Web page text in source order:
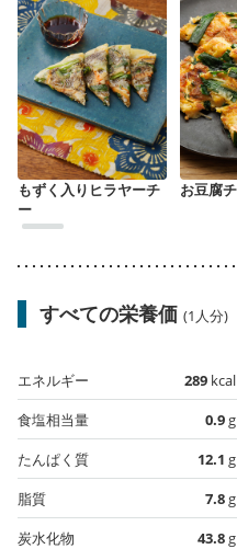
もずく入りヒラヤーチ
ー
お豆腐
すべての栄養価 (1人分)
エネルギー 289 kcal
食塩相当量
0.9g
たんぱく質
12.1 g
脂質
7.8g
炭水化物
43.8g